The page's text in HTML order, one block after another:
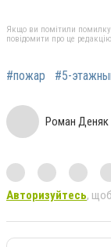
Якщо ви помітили помилку,
повідомити про це редакцію
#пожар #5-
Роман Деняк
Авторизуйтесь,